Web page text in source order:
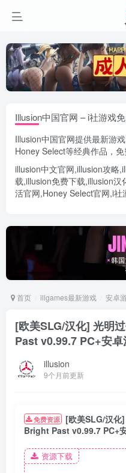
Illusion中国官网 – i社游戏
Illusion中国官网提供最新游
Honey Select等经典作品，
illusion中文官网,illusion攻略,
载,illusion免费下载,illusion汉
活官网,Honey Select官网,i社
首页 illgames最新游戏 安卓
[欧美SLG/汉化] 光明
Past v0.99.7 PC+安
illusion
9个月前更新
免费资源
[欧美SLG/汉化
Bright Past v0.99.7 PC+
资源下载